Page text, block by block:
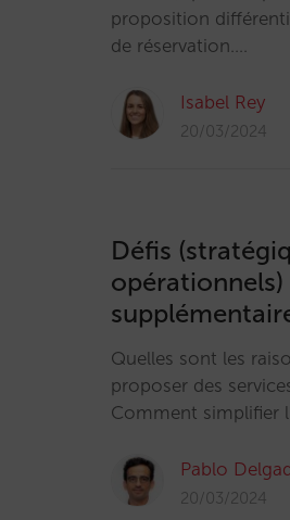
proposition
de réservation.…
Isabel Rey
20/03/2024
Défis
opérationnels)
Quelles sont les
proposer des
Comment simplifier
Pablo
20/03/2024